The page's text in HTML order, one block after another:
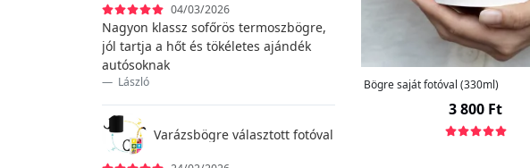
Keretek
Kirakósok 2
Kötények
Kozmetikumok
Kulcstartók 19
Léggömbök
Malacperselyek
04/03/2026
Nagyon klassz sofőrös termoszbögre,
jól tartja a hőt és tökéletes ajándék
autósoknak
László
Varázsbögre választott fotóval
Bögre saját fotóval (330ml)
3 800 Ft